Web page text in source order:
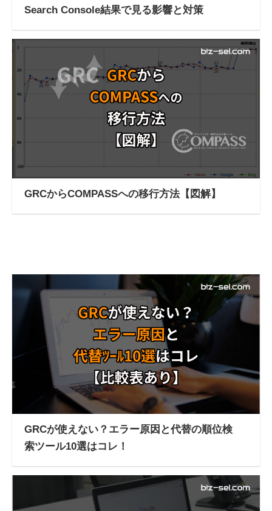
Search Console結果で見る影響と対策
GRCからCOMPASSへの移行方法【図解】
GRCが使えない？エラー原因と代替の順位検
索ツール10選はコレ！